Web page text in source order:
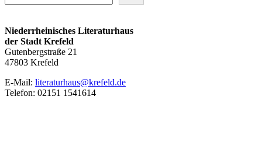
Niederrheinisches Literaturhaus
der Stadt Krefeld
Gutenbergstraße 21
47803 Krefeld
E‑Mail: literaturhaus@krefeld.de
Telefon: 02151 1541614